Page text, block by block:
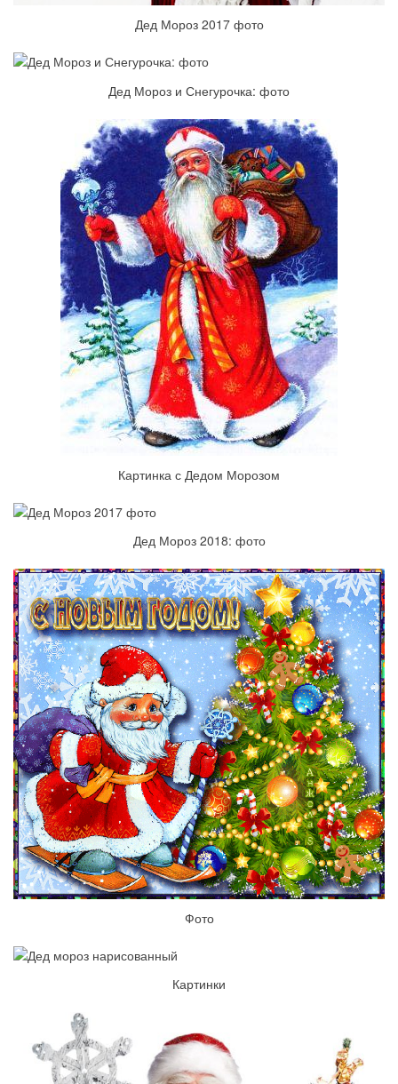
Дед Мороз 2017 фото
Дед Мороз и Снегурочка: фото
Картинка с Дедом Морозом
Дед Мороз 2018: фото
Фото
Картинки